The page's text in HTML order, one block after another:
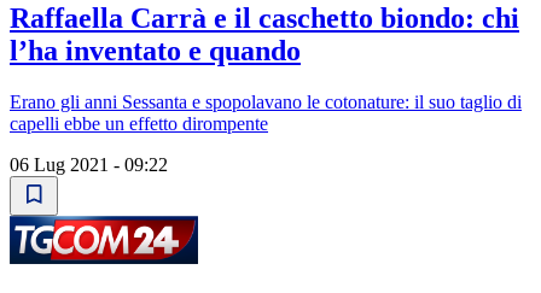
Raffaella Carrà e il caschetto biondo: chi
l’ha inventato e quando
Erano gli anni Sessanta e spopolavano le cotonature: il suo taglio di
capelli ebbe un effetto dirompente
06 Lug 2021 - 09:22